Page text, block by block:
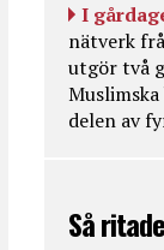
I
nätverk
utgör två
delen av
Så